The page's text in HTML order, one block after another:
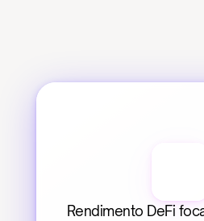
Rendimento DeFi